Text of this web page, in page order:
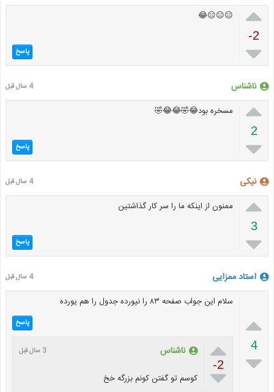

-2

😑😑😑😂
پاسخ
ناشناس 4 سال قبل

2

مسخره بود😂🤣😂😂🤣
پاسخ
نیکی 4 سال قبل

3

ممنون از اینکه ما را سر کار گذاشتین
پاسخ
استاد ممزایی 4 سال قبل

4

سلام این جواب صفحه ۸۳ را نیورده جدول را هم یورده
پاسخ

-2

ناشناس 3 سال قبل
کوسم تو گفتن کونم بزرگه خخ